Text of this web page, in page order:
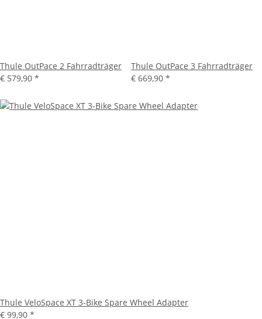
Thule OutPace 2 Fahrradträger
€ 579,90 *
Thule OutPace 3 Fahrradträger
€ 669,90 *
Thule VeloSpace XT 3-Bike Spare Wheel Adapter
€ 99,90 *